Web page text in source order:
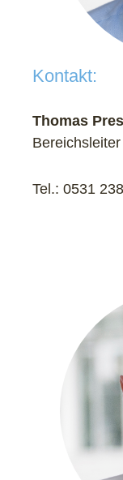
Kontakt:
Thomas
Tel.: 0531